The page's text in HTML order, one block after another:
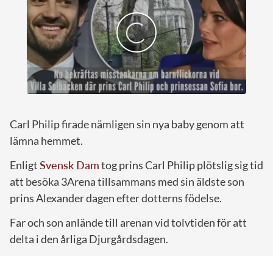
Carl Philip firade nämligen sin nya baby genom att
lämna hemmet.
EnligtSvensk Damtog prins Carl Philip plötslig sig tid
att besöka 3Arena tillsammans med sin äldste son
prins Alexander dagen efter dotterns födelse.
Far och son anlände till arenan vid tolvtiden för att
delta i den årliga Djurgårdsdagen.